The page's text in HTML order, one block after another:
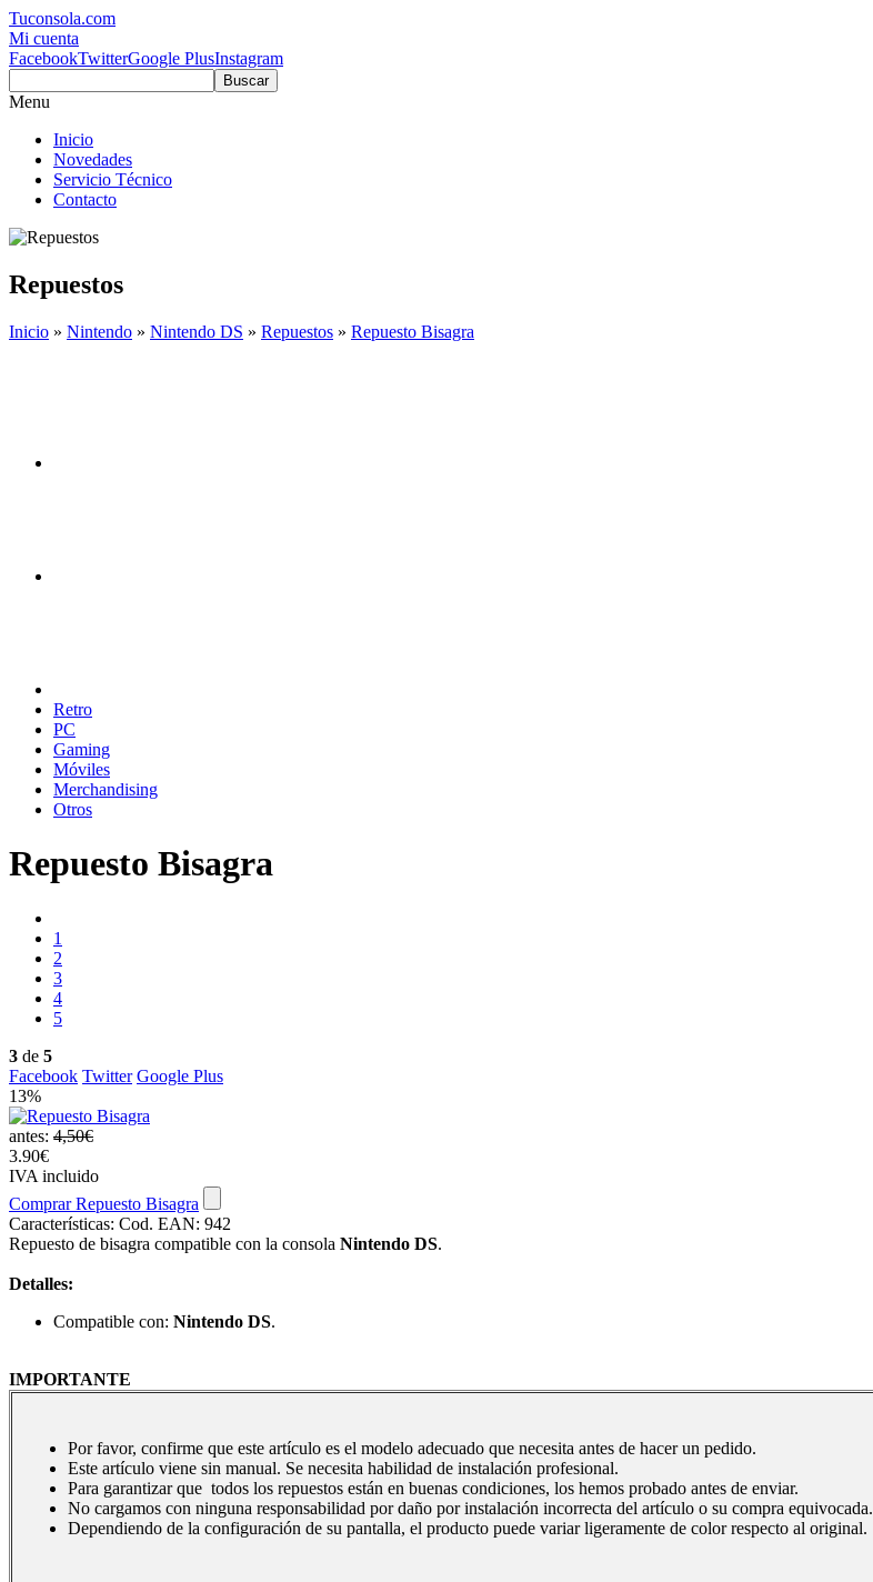
Tuconsola.com
Mi cuenta
FacebookTwitterGoogle PlusInstagram
Buscar
Menu
Inicio
Novedades
Servicio Técnico
Contacto
Repuestos
Inicio » Nintendo » Nintendo DS » Repuestos » Repuesto Bisagra
Retro
PC
Gaming
Móviles
Merchandising
Otros
Repuesto Bisagra
1
2
3
4
5
3 de 5
Facebook Twitter Google Plus
13%
antes: 4,50€
3.90€
IVA incluido
Comprar Repuesto Bisagra
Características: Cod. EAN: 942
Repuesto de bisagra compatible con la consola Nintendo DS.
Detalles:
Compatible con: Nintendo DS.
IMPORTANTE
Por favor, confirme que este artículo es el modelo adecuado que necesita antes de hacer un pedido.
Este artículo viene sin manual. Se necesita habilidad de instalación profesional.
Para garantizar que todos los repuestos están en buenas condiciones, los hemos probado antes de enviar.
No cargamos con ninguna responsabilidad por daño por instalación incorrecta del artículo o su compra equivocada.
Dependiendo de la configuración de su pantalla, el producto puede variar ligeramente de color respecto al original.